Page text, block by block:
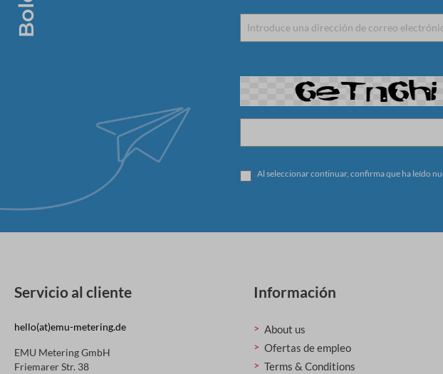
Al seleccionar continuar, confirma que ha leído
Servicio al cliente
hello(at)emu-metering.de
EMU Metering GmbH
Friemarer Str. 38
Información
About us
Ofertas de empleo
Terms & Conditions